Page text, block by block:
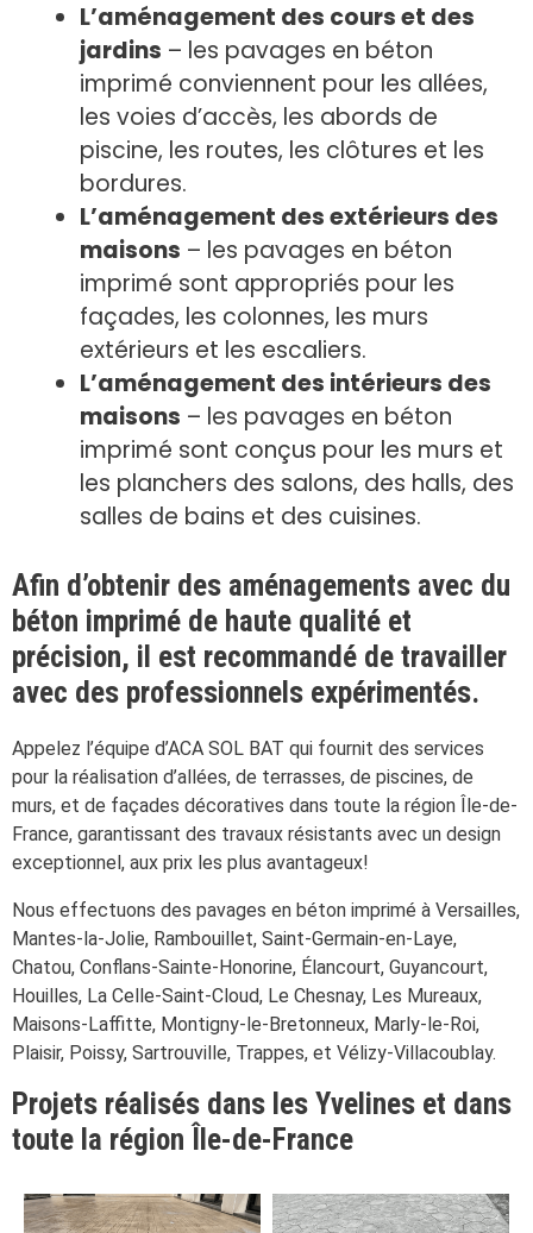
L’aménagement des cours et des
jardins – les pavages en béton
imprimé conviennent pour les allées,
les voies d’accès, les abords de
piscine, les routes, les clôtures et les
bordures.
L’aménagement des extérieurs des
maisons – les pavages en béton
imprimé sont appropriés pour les
façades, les colonnes, les murs
extérieurs et les escaliers.
L’aménagement des intérieurs des
maisons – les pavages en béton
imprimé sont conçus pour les murs et
les planchers des salons, des halls, des
salles de bains et des cuisines.
Afin d’obtenir des aménagements avec du
béton imprimé de haute qualité et
précision, il est recommandé de travailler
avec des professionnels expérimentés.
Appelez l’équipe d’ACA SOL BAT qui fournit des services
pour la réalisation d’allées, de terrasses, de piscines, de
murs, et de façades décoratives dans toute la région Île-de-
France, garantissant des travaux résistants avec un design
exceptionnel, aux prix les plus avantageux!
Nous effectuons des pavages en béton imprimé à Versailles,
Mantes-la-Jolie, Rambouillet, Saint-Germain-en-Laye,
Chatou, Conflans-Sainte-Honorine, Élancourt, Guyancourt,
Houilles, La Celle-Saint-Cloud, Le Chesnay, Les Mureaux,
Maisons-Laffitte, Montigny-le-Bretonneux, Marly-le-Roi,
Plaisir, Poissy, Sartrouville, Trappes, et Vélizy-Villacoublay.
Projets réalisés dans les Yvelines et dans
toute la région Île-de-France